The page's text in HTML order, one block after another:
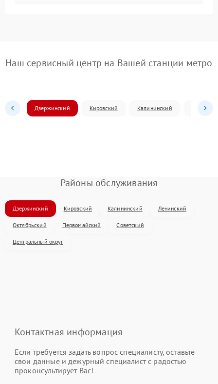
Наш сервисный центр на Вашей станции метро
Дзержинский Кировский Калининский
Районы обслуживания
Дзержинский Кировский Калининский Ленинский
Октябрьский Первомайский Советский
Центральный округ
Контактная информация
Если требуется задать вопрос специалисту, оставьте
свои данные и дежурный специалист с радостью
проконсультирует Вас!